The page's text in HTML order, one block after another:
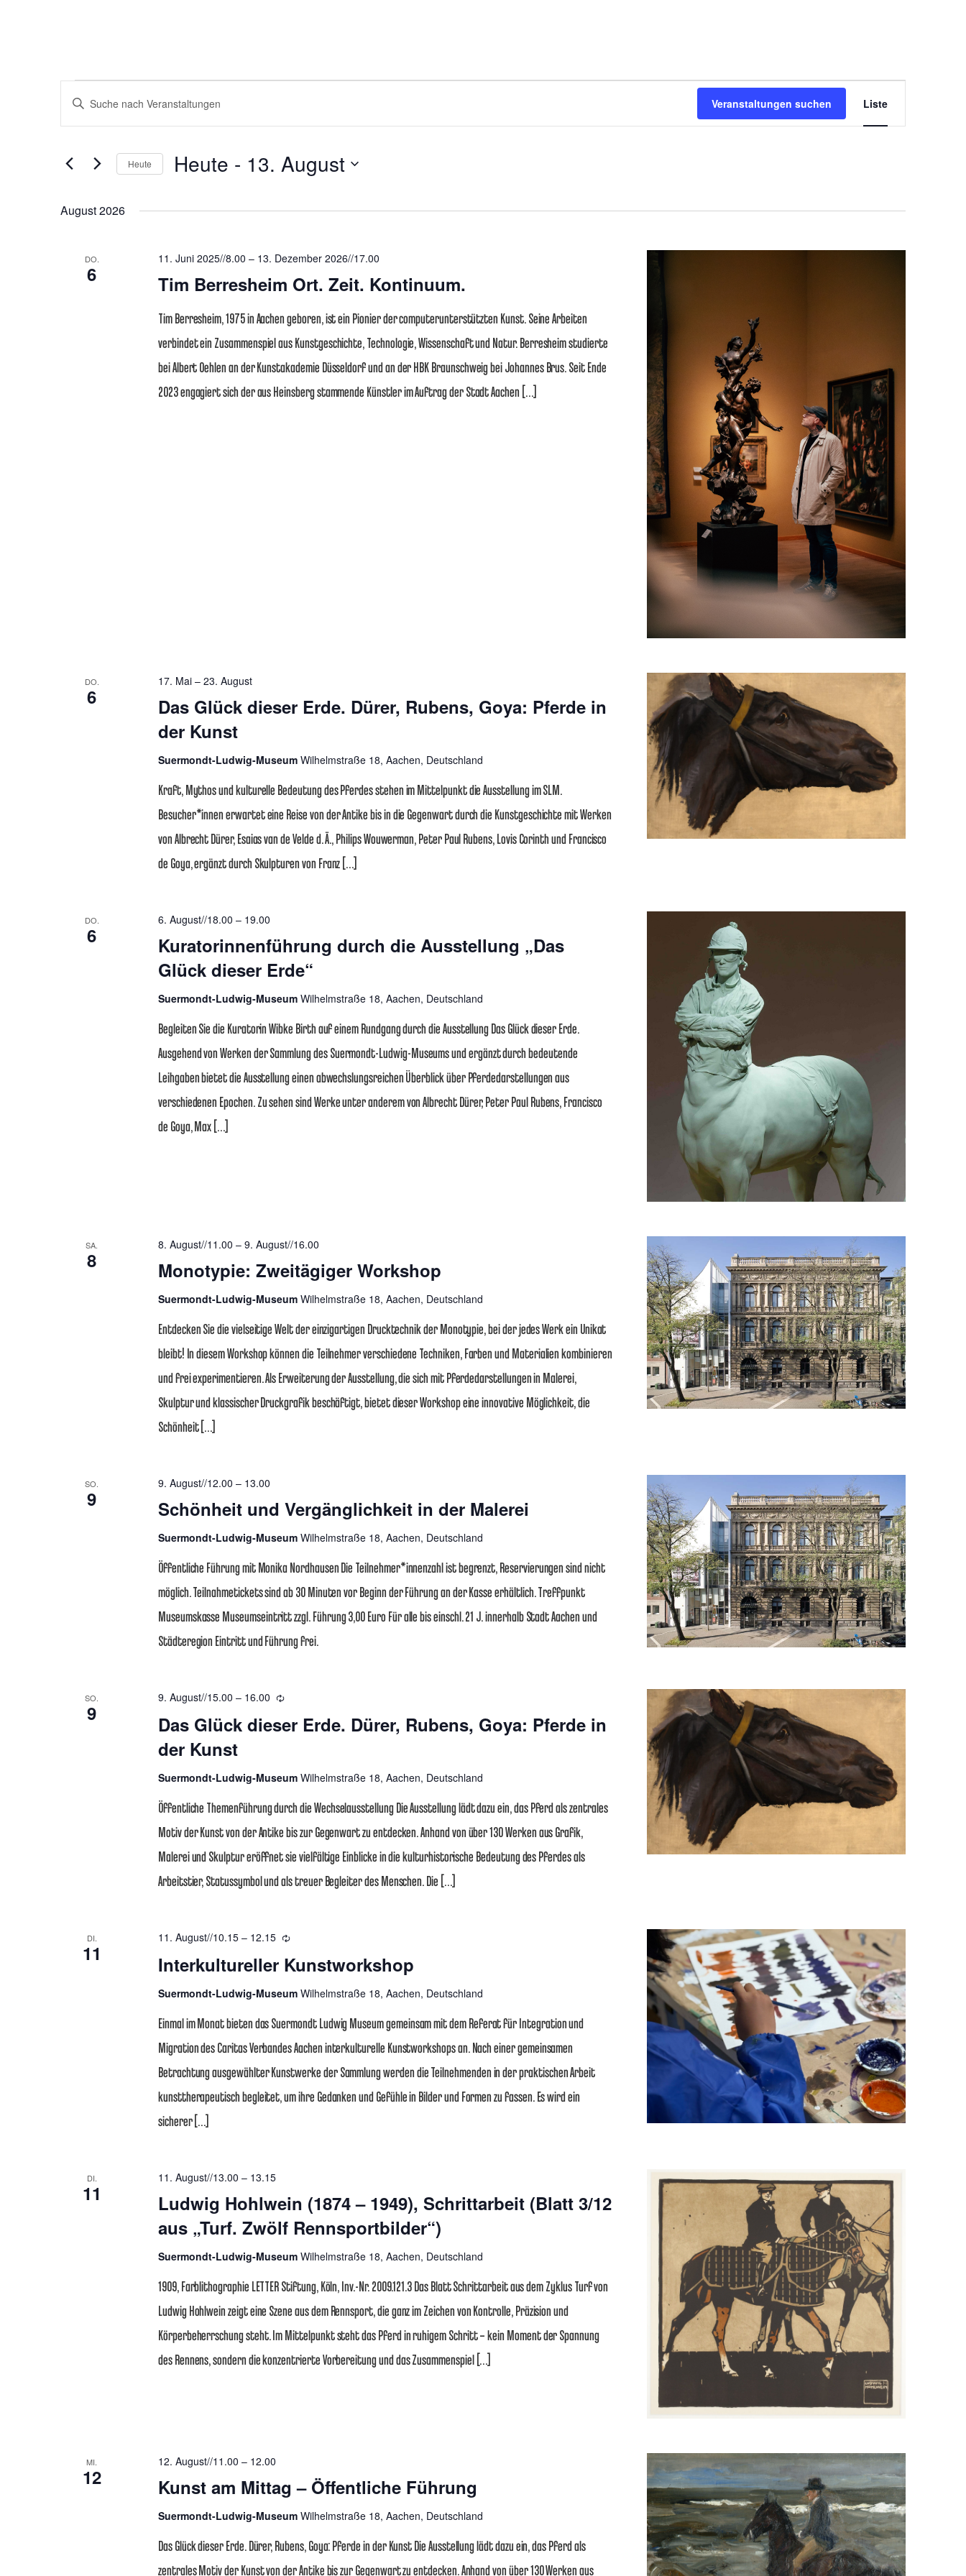
VERANSTALTUNGEN
SUCHE
UND
ANSICHTEN,
Bitte
Schlüsselwort
eingeben.
nach
Veranstaltungen suchen
ANSICHTEN-
Liste
Heute Heute - 13. August
August 2026
DO.
6 Tim Berresheim Ort. Zeit. Kontinuum.
11. Juni 2025//8.00 – 13. Dezember 2026//17.00
Tim Berresheim, 1975 in Aachen geboren, ist ein Pionier der computerunterstützten Kunst. Seine Arbeiten
verbindet ein Zusammenspiel aus Kunstgeschichte, Technologie, Wissenschaft und Natur. Berresheim studierte
bei Albert Oehlen an der Kunstakademie Düsseldorf und an der HBK Braunschweig bei Johannes Brus. Seit Ende
2023 engagiert sich der aus Heinsberg stammende Künstler im Auftrag der Stadt Aachen […]
DO.
6
Das Glück dieser Erde. Dürer, Rubens, Goya: Pferde in
der Kunst
17. Mai– 23. August
Suermondt-Ludwig-Museum Wilhelmstraße 18, Aachen, Deutschland
Kraft, Mythos und kulturelle Bedeutung des Pferdes stehen im Mittelpunkt die Ausstellung im SLM.
Besucher*innen erwartet eine Reise von der Antike bis in die Gegenwart durch die Kunstgeschichte mit Werken
von Albrecht Dürer, Esaias van de Velde d. Ä., Philips Wouwerman, Peter Paul Rubens, Lovis Corinth und Francisco
de Goya, ergänzt durch Skulpturen von Franz […]
DO.
6
Kuratorinnenführung durch die Ausstellung „Das
Glück dieser Erde“
6. August//18.00 – 19.00
Suermondt-Ludwig-Museum Wilhelmstraße 18, Aachen, Deutschland
Begleiten Sie die Kuratorin Wibke Birth auf einem Rundgang durch die Ausstellung Das Glück dieser Erde.
Ausgehend von Werken der Sammlung des Suermondt-Ludwig-Museums und ergänzt durch bedeutende
Leihgaben bietet die Ausstellung einen abwechslungsreichen Überblick über Pferdedarstellungen aus
verschiedenen Epochen. Zu sehen sind Werke unter anderem von Albrecht Dürer, Peter Paul Rubens, Francisco
de Goya, Max […]
SA.
8 Monotypie: Zweitägiger Workshop
8. August//11.00 – 9. August//16.00
Suermondt-Ludwig-Museum Wilhelmstraße 18, Aachen, Deutschland
Entdecken Sie die vielseitige Welt der einzigartigen Drucktechnik der Monotypie, bei der jedes Werk ein Unikat
bleibt! In diesem Workshop können die Teilnehmer verschiedene Techniken, Farben und Materialien kombinieren
und frei experimentieren. Als Erweiterung der Ausstellung, die sich mit Pferdedarstellungen in Malerei,
Skulptur und klassischer Druckgrafik beschäftigt, bietet dieser Workshop eine innovative Möglichkeit, die
Schönheit […]
SO.
9 Schönheit und Vergänglichkeit in der Malerei
9. August//12.00 – 13.00
Suermondt-Ludwig-Museum Wilhelmstraße 18, Aachen, Deutschland
Öffentliche Führung mit Monika Nordhausen Die Teilnehmer*innenzahl ist begrenzt, Reservierungen sind nicht
möglich. Teilnahmetickets sind ab 30 Minuten vor Beginn der Führung an der Kasse erhältlich. Treffpunkt
Museumskasse Museumseintritt zzgl. Führung 3,00 Euro Für alle bis einschl. 21 J. innerhalb Stadt Aachen und
Städteregion Eintritt und Führung frei.
SO.
9
Das Glück dieser Erde. Dürer, Rubens, Goya: Pferde in
der Kunst
9. August//15.00 – 16.00 Wiederholung
Suermondt-Ludwig-Museum Wilhelmstraße 18, Aachen, Deutschland
Öffentliche Themenführung durch die Wechselausstellung Die Ausstellung lädt dazu ein, das Pferd als zentrales
Motiv der Kunst von der Antike bis zur Gegenwart zu entdecken. Anhand von über 130 Werken aus Grafik,
Malerei und Skulptur eröffnet sie vielfältige Einblicke in die kulturhistorische Bedeutung des Pferdes als
Arbeitstier, Statussymbol und als treuer Begleiter des Menschen. Die […]
DI.
11 Interkultureller Kunstworkshop
11. August//10.15– 12.15 Wiederholung
Suermondt-Ludwig-Museum Wilhelmstraße 18, Aachen, Deutschland
Einmal im Monat bieten das Suermondt Ludwig Museum gemeinsam mit dem Referat für Integration und
Migration des Caritas Verbandes Aachen interkulturelle Kunstworkshops an. Nach einer gemeinsamen
Betrachtung ausgewählter Kunstwerke der Sammlung werden die Teilnehmenden in der praktischen Arbeit
kunsttherapeutisch begleitet, um ihre Gedanken und Gefühle in Bilder und Formen zu fassen. Es wird ein
sicherer […]
DI.
11
Ludwig Hohlwein (1874 – 1949), Schrittarbeit (Blatt 3/12
aus „Turf. Zwölf Rennsportbilder“)
11. August//13.00 – 13.15
Suermondt-Ludwig-Museum Wilhelmstraße 18, Aachen, Deutschland
1909, Farblithographie LETTER Stiftung, Köln, Inv.-Nr. 2009.121.3 Das Blatt Schrittarbeit aus dem Zyklus Turf von
Ludwig Hohlwein zeigt eine Szene aus dem Rennsport, die ganz im Zeichen von Kontrolle, Präzision und
Körperbeherrschung steht. Im Mittelpunkt steht das Pferd in ruhigem Schritt – kein Moment der Spannung
des Rennens, sondern die konzentrierte Vorbereitung und das Zusammenspiel […]
MI.
12 Kunst am Mittag – Öffentliche Führung
12. August//11.00 – 12.00
Suermondt-Ludwig-Museum Wilhelmstraße 18, Aachen, Deutschland
Das Glück dieser Erde. Dürer, Rubens, Goya: Pferde in der Kunst Die Ausstellung lädt dazu ein, das Pferd als
zentrales Motiv der Kunst von der Antike bis zur Gegenwart zu entdecken. Anhand von über 130 Werken aus